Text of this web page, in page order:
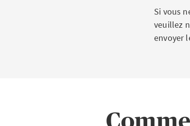
Si vous
veuillez
envoyer